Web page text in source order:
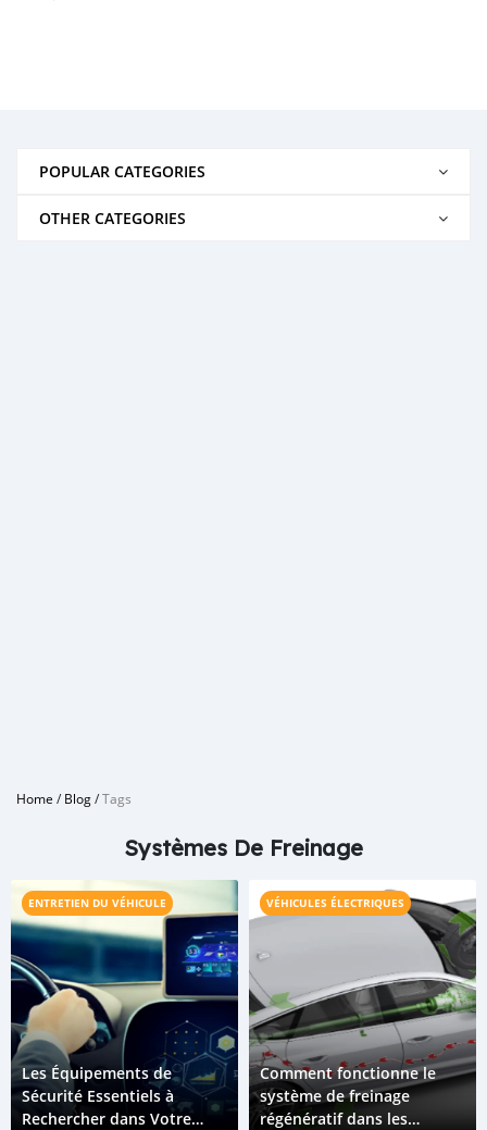
POPULAR CATEGORIES
OTHER CATEGORIES
Home /Blog/Tags
Systèmes De Freinage
ENTRETIEN DU VÉHICULE
Les Équipements de
Sécurité Essentiels à
Rechercher dans Votre
VÉHICULES ÉLECTRIQUES
Comment fonctionne le
système de freinage
régénératif dans les